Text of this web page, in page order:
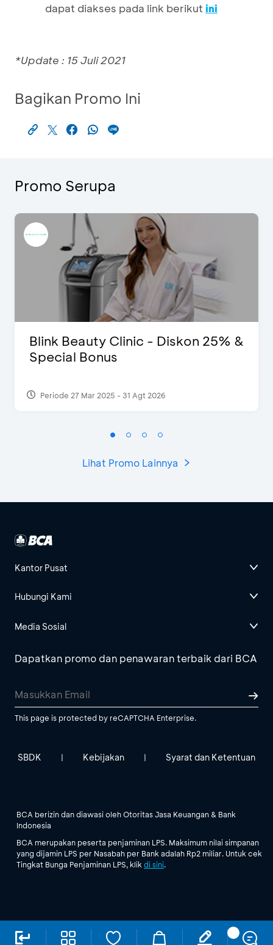
dapat diakses pada link berikut ini
*Update : 15 Juli 2021
Bagikan Promo Ini
Promo Serupa
Blink Beauty Clinic - Diskon 25% &
Special Bonus
Periode 27 Mar 2025 - 31 Agt 2026
Lihat Promo Lainnya
Kantor Pusat
Hubungi Kami
Media Sosial
Dapatkan promo dan penawaran terbaik dari BCA
This page is protected by reCAPTCHA Enterprise.
SBDK | Kebijakan | Syarat dan Ketentuan
BCA berizin dan diawasi oleh Otoritas Jasa Keuangan & Bank
Indonesia
BCA merupakan peserta penjaminan LPS. Maksimum nilai simpanan
yang dijamin LPS per Nasabah per Bank adalah Rp2 miliar. Untuk cek
Tingkat Bunga Penjaminan LPS, klik di sini.